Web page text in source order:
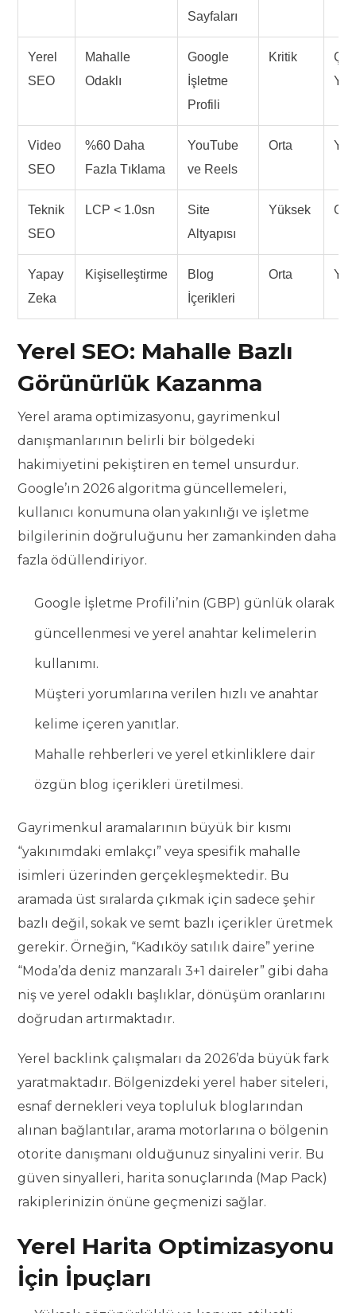
Sayfaları
Yerel
SEO
Mahalle
Odaklı
Google
İşletme
Profili
Kritik
Video
SEO
%60 Daha
Fazla Tıklama
YouTube
ve Reels
Orta
Teknik
SEO
LCP < 1.0sn
Site
Altyapısı
Yüksek
Yapay
Zeka
Kişiselleştirme
Blog
İçerikleri
Orta
Yerel SEO: Mahalle Bazlı
Görünürlük Kazanma
Yerel arama optimizasyonu, gayrimenkul
danışmanlarının belirli bir bölgedeki
hakimiyetini pekiştiren en temel unsurdur.
Google’ın 2026 algoritma güncellemeleri,
kullanıcı konumuna olan yakınlığı ve işletme
bilgilerinin doğruluğunu her zamankinden daha
fazla ödüllendiriyor.
Google İşletme Profili’nin (GBP) günlük olarak
güncellenmesi ve yerel anahtar kelimelerin
kullanımı.
Müşteri yorumlarına verilen hızlı ve anahtar
kelime içeren yanıtlar.
Mahalle rehberleri ve yerel etkinliklere dair
özgün blog içerikleri üretilmesi.
Gayrimenkul aramalarının büyük bir kısmı
“yakınımdaki emlakçı” veya spesifik mahalle
isimleri üzerinden gerçekleşmektedir. Bu
aramada üst sıralarda çıkmak için sadece şehir
bazlı değil, sokak ve semt bazlı içerikler üretmek
gerekir. Örneğin, “Kadıköy satılık daire” yerine
“Moda’da deniz manzaralı 3+1 daireler” gibi daha
niş ve yerel odaklı başlıklar, dönüşüm oranlarını
doğrudan artırmaktadır.
Yerel backlink çalışmaları da 2026’da büyük fark
yaratmaktadır. Bölgenizdeki yerel haber siteleri,
esnaf dernekleri veya topluluk bloglarından
alınan bağlantılar, arama motorlarına o bölgenin
otorite danışmanı olduğunuz sinyalini verir. Bu
güven sinyalleri, harita sonuçlarında (Map Pack)
rakiplerinizin önüne geçmenizi sağlar.
Yerel Harita Optimizasyonu
İçin İpuçları